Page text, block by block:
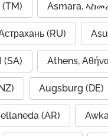
(RU)
At Ta'if, الطائف (SA) Athens,
Augsburg (DE)
(AR)